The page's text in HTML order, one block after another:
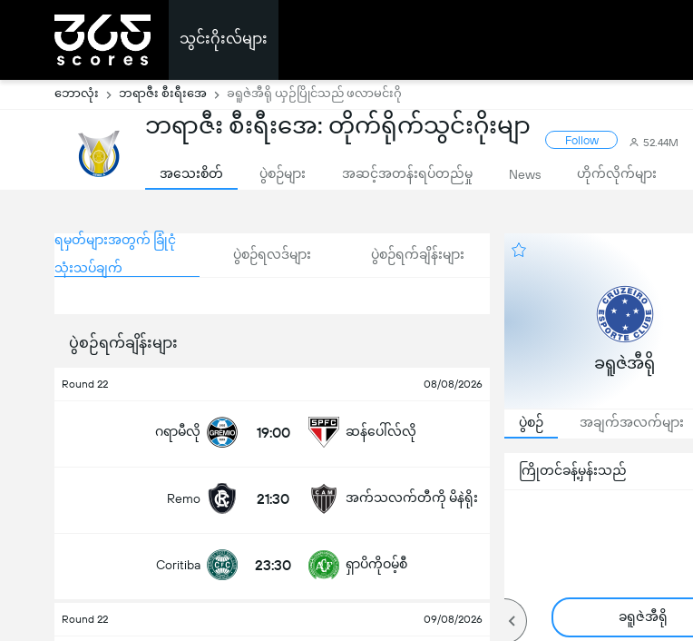
သွင်းဂိုးလ်များ
ဘောလုံး ဘရာဇီး စီးရီးအေ ခရူဇဲအီရို ယှဉ်ပြိုင်သည် ဖလာမင်းဂို
ဘရာဇီး စီးရီးအေ: တိုက်ရိုက်သွင်းဂိုးမျာ
Follow 52.44M
အသေးစိတ် ပွဲစဉ်များ အဆင့်အတန်းရပ်တည်မှု News ဟိုက်လိုက်များ
ရမှတ်များအတွက် ခြုံငုံ
သုံးသပ်ချက်
ပွဲစဉ်ရလဒ်များ ပွဲစဉ်ရက်ချိန်းများ
ပွဲစဉ်ရက်ချိန်းများ
Round 22 08/08/2026
ဂရာမီလို 19:00 ဆန်ပေါ်လ်လို
Remo 21:30 အက်သလက်တီကို မိနဲရိုး
Coritiba 23:30 ရှာပိကိုဝမ့်စီ
Round 22 09/08/2026
ခရူဇဲအီရို
ပွဲစဉ် အချက်အလက်များ
ကြိုတင်ခန့်မှန်းသည်
ခရူဇဲအီရို
အောက်